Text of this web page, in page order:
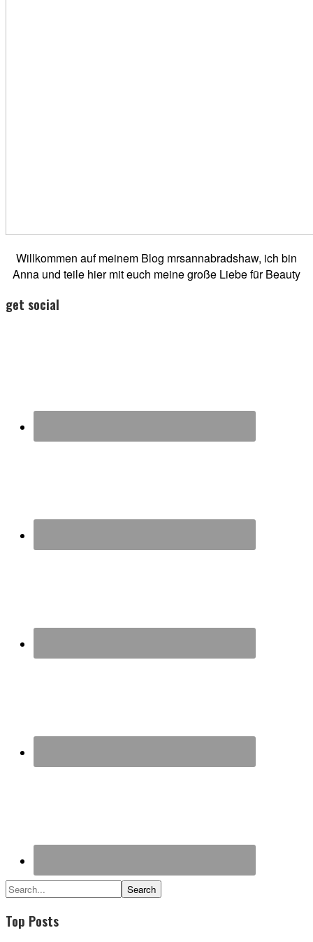
Willkommen auf meinem Blog mrsannabradshaw, ich bin
Anna und teile hier mit euch meine große Liebe für Beauty
get social
Search...
Top Posts